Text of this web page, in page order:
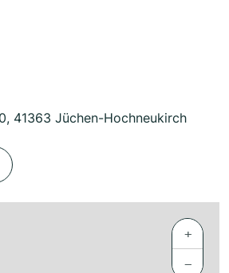
41363 Jüchen-Hochneukirch
+
−